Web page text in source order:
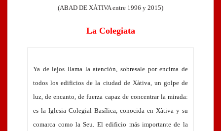
(ABAD DE XÀTIVA entre 1996 y 2015)
La Colegiata
Ya de lejos llama la atención, sobresale por encima de
todos los edificios de la ciudad de Xàtiva, un golpe de
luz, de encanto, de fuerza capaz de concentrar la mirada:
es la Iglesia Colegial Basílica, conocida en Xàtiva y su
comarca como la Seu. El edificio más importante de la